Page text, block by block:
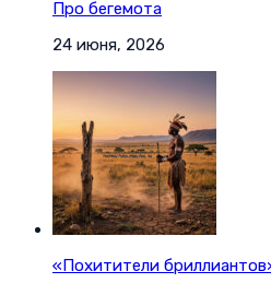
Про бегемота
24 июня, 2026
«Похитители